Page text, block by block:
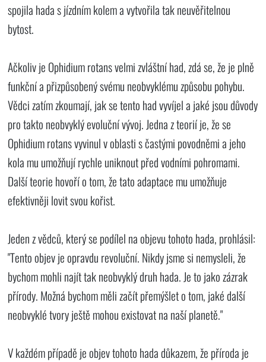
spojila hada s jízdním kolem a vytvořila tak neuvěřitelnou
bytost.
Ačkoliv je Ophidium rotans velmi zvláštní had, zdá se, že je plně
funkční a přizpůsobený svému neobvyklému způsobu pohybu.
Vědci zatím zkoumají, jak se tento had vyvíjel a jaké jsou důvody
pro takto neobvyklý evoluční vývoj. Jedna z teorií je, že se
Ophidium rotans vyvinul v oblasti s častými povodněmi a jeho
kola mu umožňují rychle uniknout před vodními pohromami.
Další teorie hovoří o tom, že tato adaptace mu umožňuje
efektivněji lovit svou kořist.
Jeden z vědců, který se podílel na objevu tohoto hada, prohlásil:
"Tento objev je opravdu revoluční. Nikdy jsme si nemysleli, že
bychom mohli najít tak neobvyklý druh hada. Je to jako zázrak
přírody. Možná bychom měli začít přemýšlet o tom, jaké další
neobvyklé tvory ještě mohou existovat na naší planetě."
V každém případě je objev tohoto hada důkazem, že příroda je